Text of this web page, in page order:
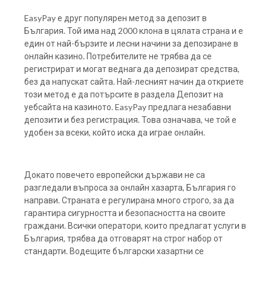
EasyPay е друг популярен метод за депозит в
България. Той има над 2000 клона в цялата страна и е
един от най-бързите и лесни начини за депозиране в
онлайн казино. Потребителите не трябва да се
регистрират и могат веднага да депозират средства,
без да напускат сайта. Най-лесният начин да откриете
този метод е да потърсите в раздела Депозит на
уебсайта на казиното. EasyPay предлага незабавни
депозити и без регистрация. Това означава, че той е
удобен за всеки, който иска да играе онлайн.
Докато повечето европейски държави не са
разгледали въпроса за онлайн хазарта, България го
направи. Страната е регулирана много строго, за да
гарантира сигурността и безопасността на своите
граждани. Всички оператори, които предлагат услуги в
България, трябва да отговарят на строг набор от
стандарти. Водещите български хазартни се